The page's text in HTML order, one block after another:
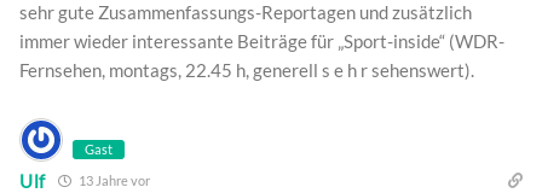
sehr gute Zusammenfassungs-Reportagen und zusätzlich
immer wieder interessante Beiträge für „Sport-inside“ (WDR-
Fernsehen, montags, 22.45 h, generell s e h r sehenswert).
Gast
Ulf 13 Jahre vor